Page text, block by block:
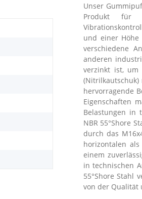
Unser
Produkt für
und einer
verschiedene
anderen
verzinkt ist, um
(Nitrilkautschuk)
hervorragende
Eigenschaften
Belastungen in
NBR 55°Shore
durch das
horizontalen
einem
in technischen
55°Shore Stahl
von der Qualität